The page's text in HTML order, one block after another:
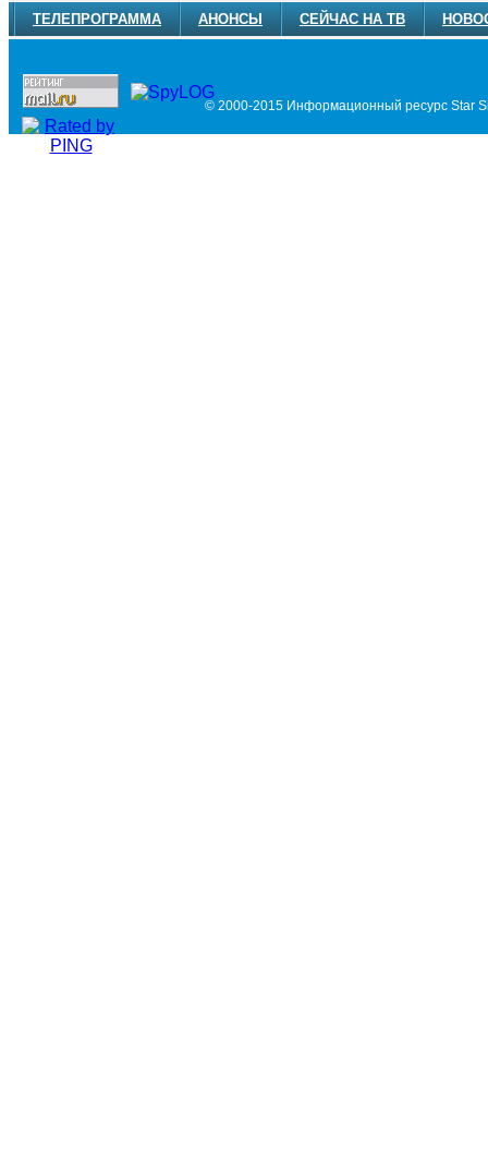
ТЕЛЕПРОГРАММА АНОНСЫ СЕЙЧАС НА ТВ
© 2000-2015 Информационный ресурс Star